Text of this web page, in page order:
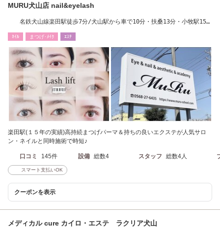
MURU犬山店 nail&eyelash
名鉄犬山線楽田駅徒歩7分/犬山駅から車で10分・扶桑13分・小牧駅15
ﾈｲﾙ まつげ･ﾒｲｸ ｴｽﾃ
楽田駅(１５年の実績)高持続まつげパーマ＆持ちの良いエクステが人気サロ
ン・ネイルと同時施術で時短♪
口コミ 145件 設備 総数4 スタッフ 総数4人
スマート支払いOK
クーポンを表示
メディカル cure カイロ・エステ ラクリア犬山